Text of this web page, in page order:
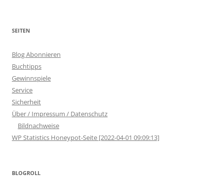
SEITEN
Blog Abonnieren
Buchtipps
Gewinnspiele
Service
Sicherheit
Über / Impressum / Datenschutz
Bildnachweise
WP Statistics Honeypot-Seite [2022-04-01 09:09:13]
BLOGROLL